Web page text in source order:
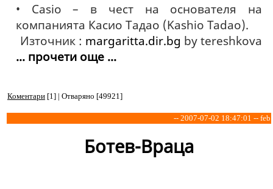
• Casio – в чест на основателя на
компанията Касио Тадао (Kashio Tadao).
Източник : margaritta.dir.bg by tereshkova
... прочети още ...
Коментари [1] | Отваряно [49921]
-- 2007-07-02 18:47:01 -- feb
Ботев-Враца